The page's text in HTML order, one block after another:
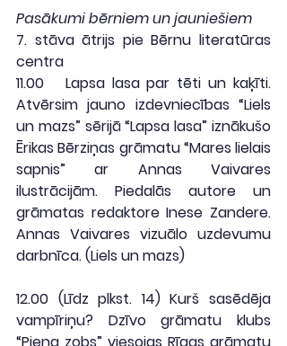
Pasākumi bērniem un jauniešiem
7. stāva ātrijs pie Bērnu literatūras
centra
11.00 Lapsa lasa par tēti un kaķīti.
Atvērsim jauno izdevniecības “Liels
un mazs” sērijā “Lapsa lasa” iznākušo
Ērikas Bērziņas grāmatu “Mares lielais
sapnis” ar Annas Vaivares
ilustrācijām. Piedalās autore un
grāmatas redaktore Inese Zandere.
Annas Vaivares vizuālo uzdevumu
darbnīca. (Liels un mazs)
12.00 (Līdz plkst. 14) Kurš sasēdēja
vampīriņu? Dzīvo grāmatu klubs